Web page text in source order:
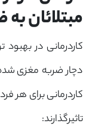
مبتلائان
کاردرمانی در
دچار ضربه مغزی
کاردرمانی برای هر
تاثیرگذارند: